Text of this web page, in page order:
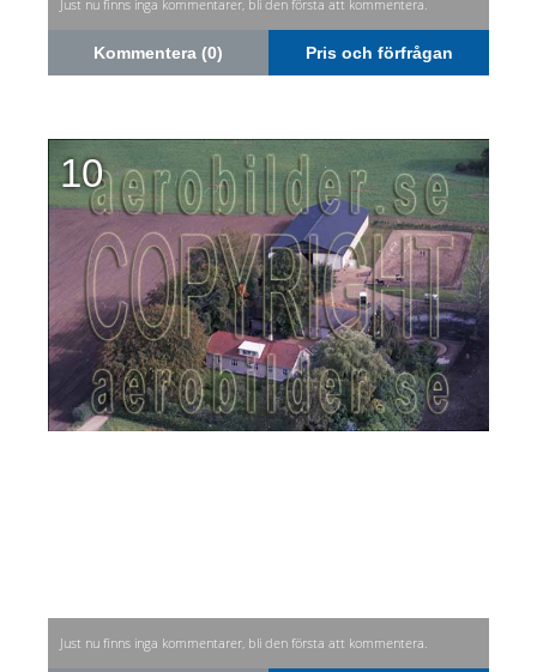
Just nu finns inga kommentarer, bli den första att kommentera.
Kommentera (0) Pris och förfrågan
10
Just nu finns inga kommentarer, bli den första att kommentera.